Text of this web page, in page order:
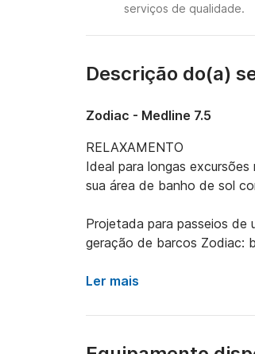
serviços de qualidade.
Descrição do(a)
Zodiac - Medline 7.5
RELAXAMENTO
Ideal para longas
sua área de banho de sol
Projetada para passeios de
geração de barcos Zodiac:
criando um espaço de "praia
ESPAÇO
Ler mais